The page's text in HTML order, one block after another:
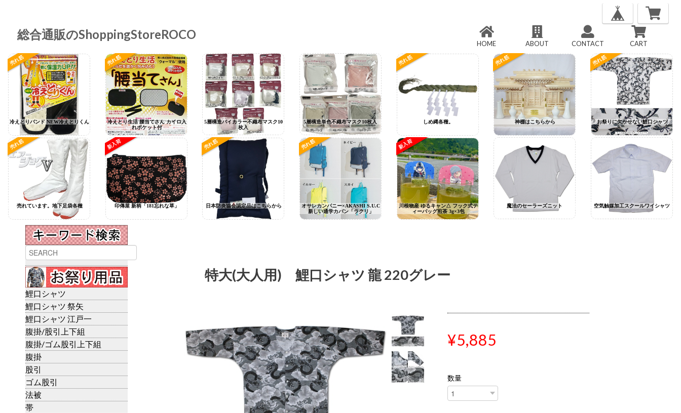
総合通販のShoppingStoreROCO
HOME ABOUT CONTACT CART
鯉口シャツ
鯉口シャツ 祭矢
鯉口シャツ 江戸一
腹掛/股引上下組
腹掛/ゴム股引上下組
腹掛
股引
ゴム股引
法被
帯
特大(大人用) 鯉口シャツ 龍 220グレー
¥5,885
数量